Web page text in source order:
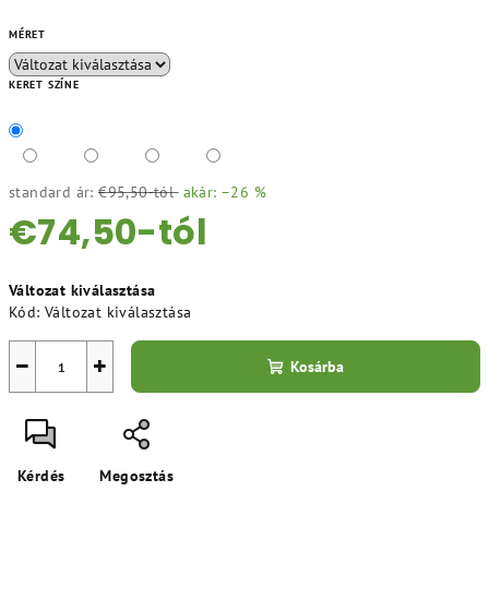
MÉRET
KERET SZÍNE
standard ár: €95,50-tól akár: –26 %
€74,50-tól
Változat kiválasztása
Kód: Változat kiválasztása
+
− Kosárba
Kérdés Megosztás